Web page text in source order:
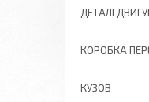
ДЕТАЛІ
КОРОБКА
КУЗОВ